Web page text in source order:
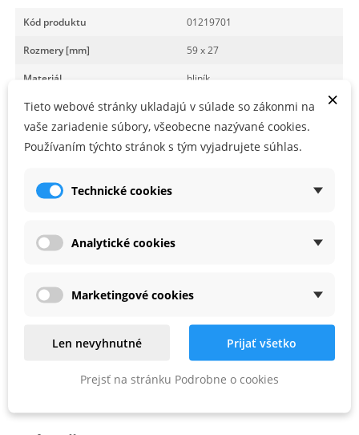
Kód produktu 01219701
Rozmery [mm] 59 x 27
Materiál hliník
Povrch s povrchovou úpravou
Farba červená
Tolerancia merania v
Tolerancia merania v obrátenej
Počet horizontálnych libiel [ks]
Meracia plocha s povrchovou úpravou
×
Tieto webové stránky ukladajú v súlade so zákonmi na
vaše zariadenie súbory, všeobecne nazývané cookies.
Používaním týchto stránok s tým vyjadrujete súhlas.
Technické cookies
Analytické cookies
Marketingové cookies
Len nevyhnutné Prijať všetko
Prejsť na stránku Podrobne o cookies